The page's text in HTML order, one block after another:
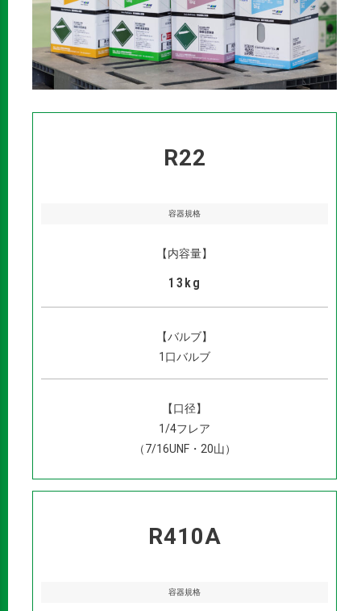
R22
容器規格
【内容量】
13kg
【バルブ】
1口バルブ
【口径】
1/4フレア
（7/16UNF・20山）
R410A
容器規格